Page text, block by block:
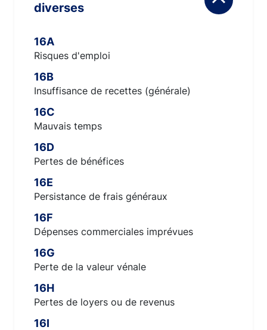
diverses
16A
Risques d'emploi
16B
Insuffisance de recettes (générale)
16C
Mauvais temps
16D
Pertes de bénéfices
16E
Persistance de frais généraux
16F
Dépenses commerciales imprévues
16G
Perte de la valeur vénale
16H
Pertes de loyers ou de revenus
16I